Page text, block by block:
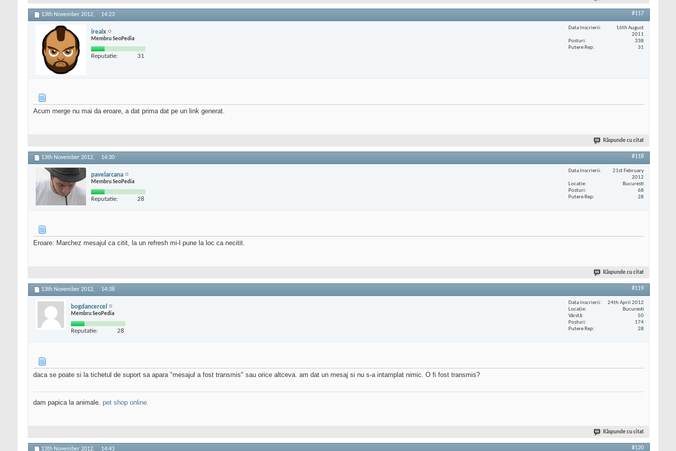
13th November 2012, 14:23 #117
irealx
Membru SeoPedia
Reputatie: 31
Data înscrierii
16th August
2011
Posturi
338
Putere Rep
31
Acum merge nu mai da eroare, a dat prima dat pe un link generat.
Răspunde cu citat
13th November 2012, 14:30 #118
pavelarcana
Membru SeoPedia
Reputatie: 28
Data înscrierii
21st February
2012
Locaţie
Bucuresti
Posturi
68
Putere Rep
28
Eroare: Marchez mesajul ca citit, la un refresh mi-l pune la loc ca necitit.
Răspunde cu citat
13th November 2012, 14:38 #119
bogdancercel
Membru SeoPedia
Reputatie: 28
Data înscrierii
24th April 2012
Locaţie
Bucuresti
Vârstă
50
Posturi
174
Putere Rep
28
daca se poate si la tichetul de suport sa apara "mesajul a fost transmis" sau orice altceva. am dat un mesaj si nu s-a intamplat nimic. O fi fost transmis?
dam papica la animale. pet shop online.
Răspunde cu citat
13th November 2012, 14:43 #120